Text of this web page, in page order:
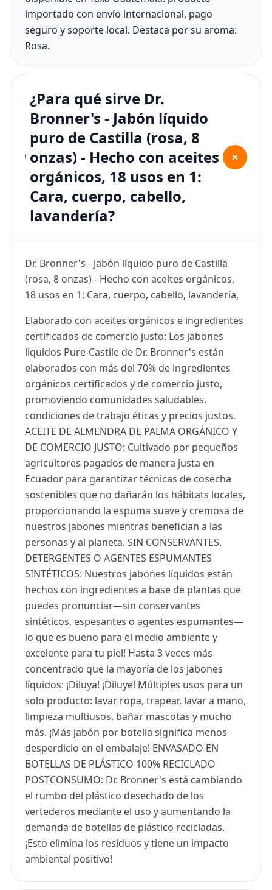
importado con envío internacional, pago
seguro y soporte local. Destaca por su aroma:
Rosa.
¿Para qué sirve Dr.
Bronner's - Jabón líquido
puro de Castilla (rosa, 8
onzas) - Hecho con aceites
orgánicos, 18 usos en 1:
Cara, cuerpo, cabello,
lavandería?
+
Dr. Bronner's - Jabón líquido puro de Castilla
(rosa, 8 onzas) - Hecho con aceites orgánicos,
18 usos en 1: Cara, cuerpo, cabello, lavandería,
Elaborado con aceites orgánicos e ingredientes
certificados de comercio justo: Los jabones
líquidos Pure-Castile de Dr. Bronner's están
elaborados con más del 70% de ingredientes
orgánicos certificados y de comercio justo,
promoviendo comunidades saludables,
condiciones de trabajo éticas y precios justos.
ACEITE DE ALMENDRA DE PALMA ORGÁNICO Y
DE COMERCIO JUSTO: Cultivado por pequeños
agricultores pagados de manera justa en
Ecuador para garantizar técnicas de cosecha
sostenibles que no dañarán los hábitats locales,
proporcionando la espuma suave y cremosa de
nuestros jabones mientras benefician a las
personas y al planeta. SIN CONSERVANTES,
DETERGENTES O AGENTES ESPUMANTES
SINTÉTICOS: Nuestros jabones líquidos están
hechos con ingredientes a base de plantas que
puedes pronunciar—sin conservantes
sintéticos, espesantes o agentes espumantes—
lo que es bueno para el medio ambiente y
excelente para tu piel! Hasta 3 veces más
concentrado que la mayoría de los jabones
líquidos: ¡Diluya! ¡Diluye! Múltiples usos para un
solo producto: lavar ropa, trapear, lavar a mano,
limpieza multiusos, bañar mascotas y mucho
más. ¡Más jabón por botella significa menos
desperdicio en el embalaje! ENVASADO EN
BOTELLAS DE PLÁSTICO 100% RECICLADO
POSTCONSUMO: Dr. Bronner's está cambiando
el rumbo del plástico desechado de los
vertederos mediante el uso y aumentando la
demanda de botellas de plástico recicladas.
¡Esto elimina los residuos y tiene un impacto
ambiental positivo!